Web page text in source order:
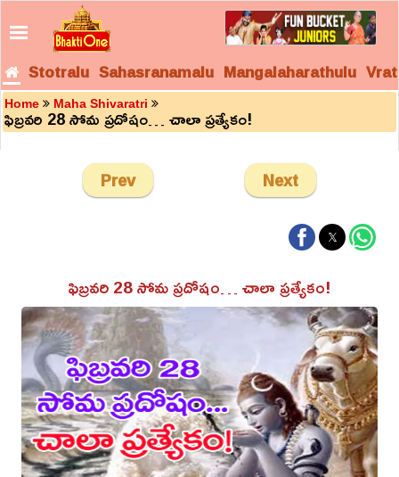
Stotralu Sahasranamalu Mangalaharathulu
Home Maha Shivaratri
ఫిబ్రవరి 28 సోమ ప్రదోషం… చాలా ప్రత్యేకం!
Prev Next
ఫిబ్రవరి 28 సోమ ప్రదోషం… చాలా ప్రత్యేకం!